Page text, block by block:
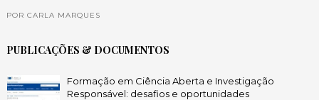
POR CARLA MARQUES
PUBLICAÇÕES & DOCUMENTOS
Formação em Ciência Aberta e Investigação
Responsável: desafios e oportunidades